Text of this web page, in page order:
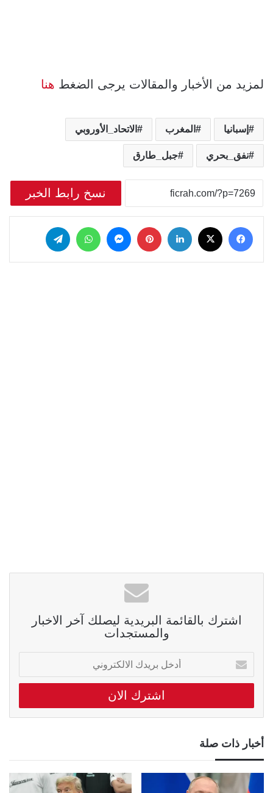
لمزيد من الأخبار والمقالات يرجى الضغط هنا
إسبانيا المغرب الاتحاد_الأوروبي
نفق_بحري جبل_طارق
نسخ رابط الخبر
فيسبوك لينكدإن بينتيريست
ماسنجر واتساب
اشترك بالقائمة البريدية ليصلك آخر الاخبار
والمستجدات
أدخل
بريدك
الالكتروني
أخبار ذات صلة